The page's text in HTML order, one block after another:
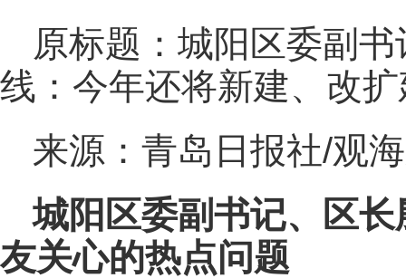
原标题：城阳区委副
线：今年还将新建、改
来源：青岛日报社/观
城阳区委副书记、区
友关心的热点问题